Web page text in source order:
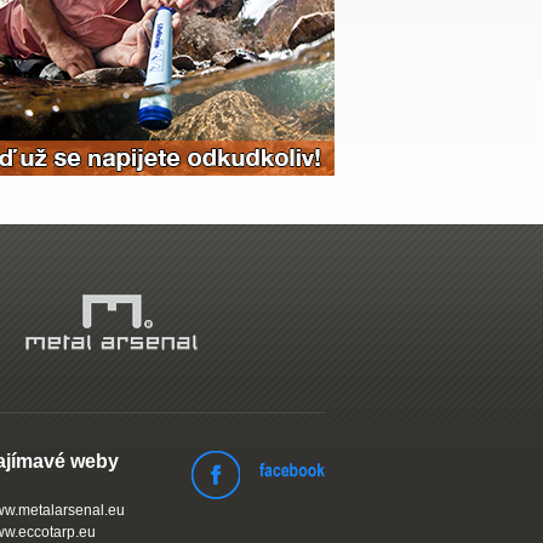
weby